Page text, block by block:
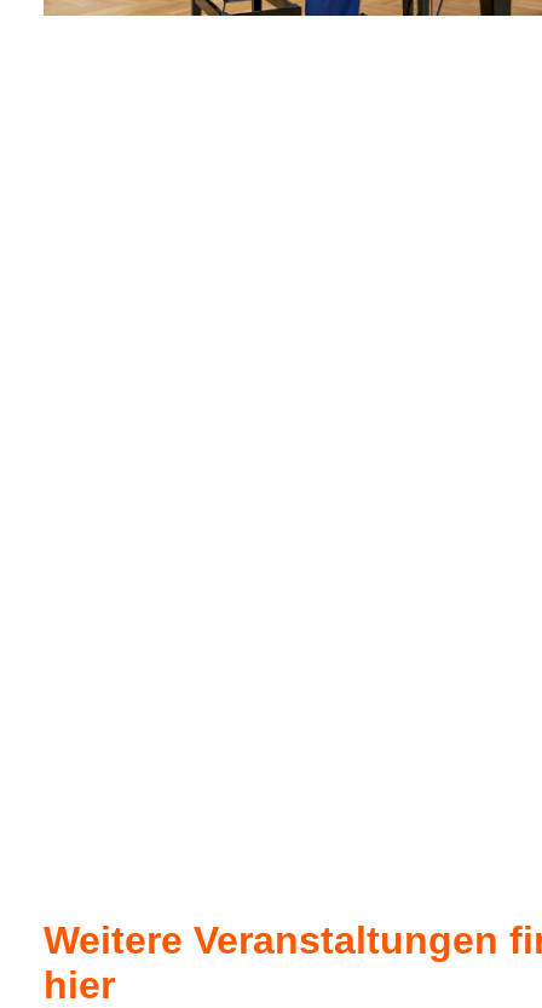
Weitere Veranstaltungen
hier